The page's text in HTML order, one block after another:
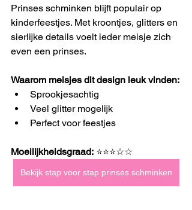
Prinses schminken blijft populair op
kinderfeestjes. Met kroontjes, glitters en
sierlijke details voelt ieder meisje zich
even een prinses.
Waarom meisjes dit design leuk vinden:
Sprookjesachtig
Veel glitter mogelijk
Perfect voor feestjes
Moeilijkheidsgraad: ⭐⭐⭐☆☆
Bekijk stap voor stap prinses schminken